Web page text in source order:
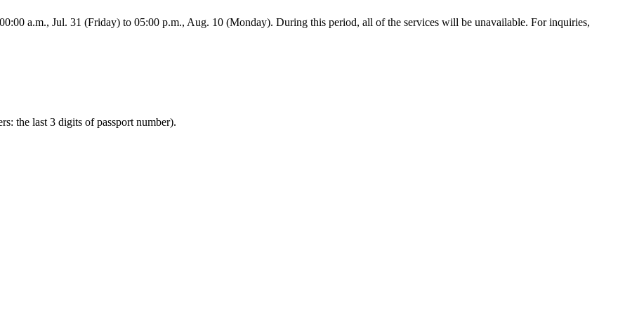
a.m., Jul. 31 (Friday) to 05:00 p.m., Aug. 10 (Monday). During this period, all of the services will be unavailable. For inquiries,
the last 3 digits of passport number).